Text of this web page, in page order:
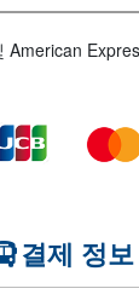
American
결제 정보